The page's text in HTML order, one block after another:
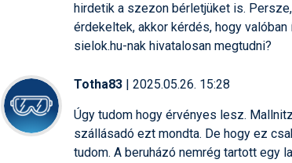
hirdetik a szezon bérletjüket is.
érdekeltek, akkor kérdés, hogy
sielok.hu-nak hivatalosan megtudni?
Totha83 | 2025.05.26. 15:28
Úgy tudom hogy érvényes lesz.
szállásadó ezt mondta. De hogy ez
tudom. A beruházó nemrég tartott egy